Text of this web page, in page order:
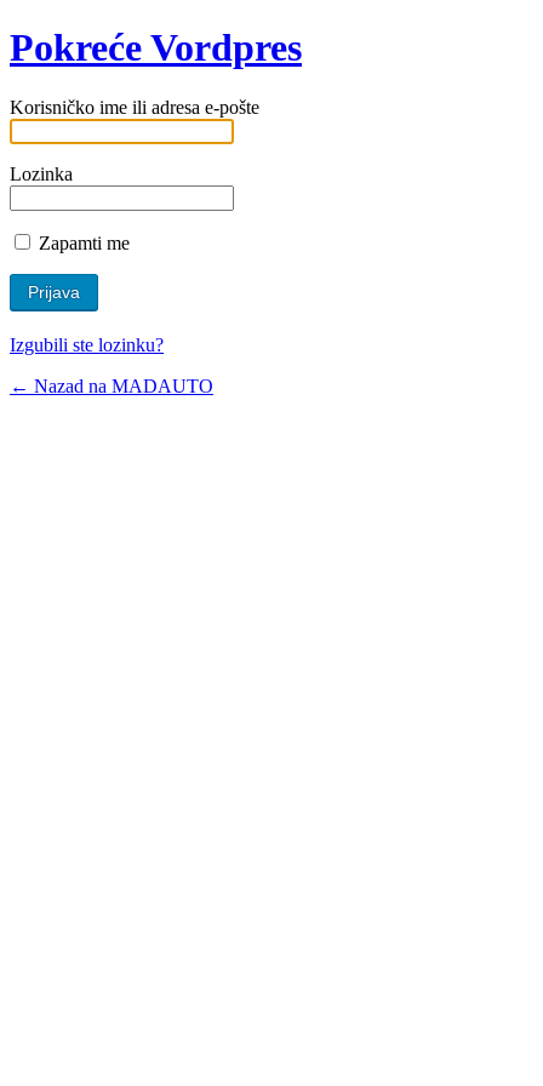
Pokreće Vordpres
Korisničko ime ili adresa e-pošte
Lozinka
Zapamti me
Izgubili ste lozinku?
← Nazad na MADAUTO